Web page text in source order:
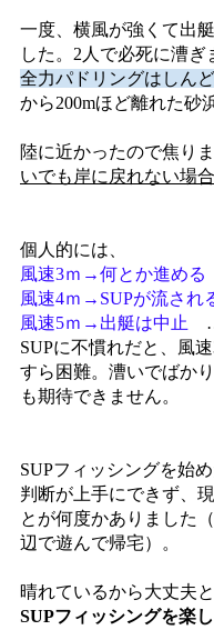
一度、横風が強くて出
した。2人で必死に漕ぎ
全力パドリングはしんど
から200mほど離れた砂
陸に近かったので焦り
いでも岸に戻れない場
個人的には、
風速3ｍ→何とか進める
風速4ｍ→SUPが流され
風速5ｍ→出艇は中止
…
SUPに不慣れだと、風
すら困難。漕いでばか
も期待できません。
SUPフィッシングを始
判断が上手にできず、
とが何度かありました
辺で遊んで帰宅）。
晴れているから大丈夫
SUPフィッシングを楽